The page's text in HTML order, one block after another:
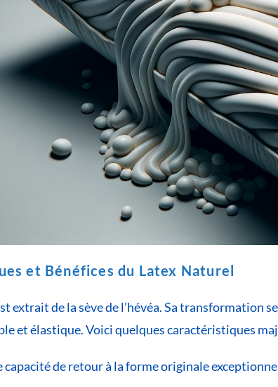
et Bénéfices du Latex Naturel
extrait de la sève de l’hévéa. Sa transformation
et élastique. Voici quelques caractéristiques
capacité de retour à la forme originale